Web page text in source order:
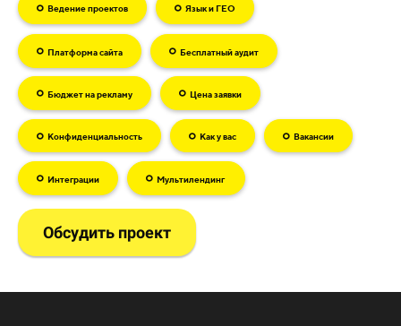
Ведение проектов Язык и ГЕО
Платформа сайта Бесплатный аудит
Бюджет на рекламу Цена заявки
Конфиденциальность Как у вас Вакансии
Интеграции Мультилендинг
Обсудить проект